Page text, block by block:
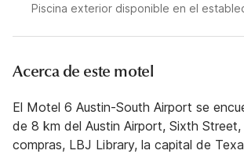
Piscina exterior disponible en el
Acerca de este motel
El Motel 6 Austin-South Airport se
de 8 km del Austin Airport, Sixth
compras, LBJ Library, la capital de